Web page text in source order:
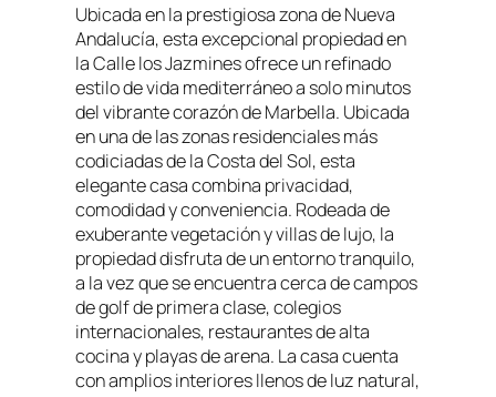
Ubicada en la prestigiosa zona de Nueva
Andalucía, esta excepcional propiedad en
la Calle los Jazmines ofrece un refinado
estilo de vida mediterráneo a solo minutos
del vibrante corazón de Marbella. Ubicada
en una de las zonas residenciales más
codiciadas de la Costa del Sol, esta
elegante casa combina privacidad,
comodidad y conveniencia. Rodeada de
exuberante vegetación y villas de lujo, la
propiedad disfruta de un entorno tranquilo,
a la vez que se encuentra cerca de campos
de golf de primera clase, colegios
internacionales, restaurantes de alta
cocina y playas de arena. La casa cuenta
con amplios interiores llenos de luz natural,